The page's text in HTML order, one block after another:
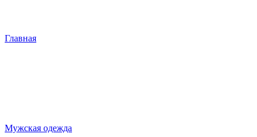
Главная
Мужская одежда